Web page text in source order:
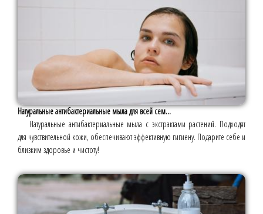
Натуральные антибактериальные мыла для всей сем...
Натуральные антибактериальные мыла с экстрактами растений. Подходят
для чувствительной кожи, обеспечивают эффективную гигиену. Подарите себе и
близким здоровье и чистоту!